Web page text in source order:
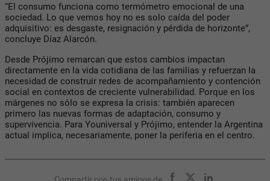
“El consumo funciona como termómetro emocional de una
sociedad. Lo que vemos hoy no es solo caída del poder
adquisitivo: es desgaste, resignación y pérdida de horizonte”,
concluye Díaz Alarcón.
Desde Prójimo remarcan que estos cambios impactan
directamente en la vida cotidiana de las familias y refuerzan la
necesidad de construir redes de acompañamiento y contención
social en contextos de creciente vulnerabilidad. Porque en los
márgenes no sólo se expresa la crisis: también aparecen
primero las nuevas formas de adaptación, consumo y
supervivencia. Para Youniversal y Prójimo, entender la Argentina
actual implica, necesariamente, poner la periferia en el centro.
Compartir con tus amigos de